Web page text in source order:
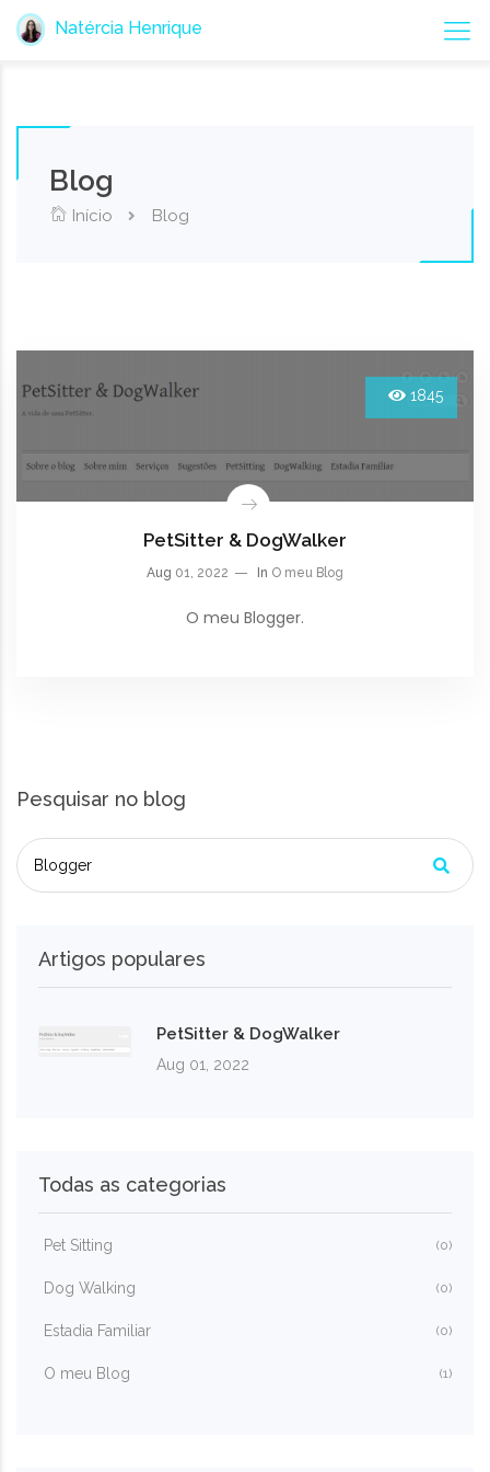
Natércia Henrique
Blog
Início Blog
1845
PetSitter & DogWalker
Aug 01, 2022 In O meu Blog
O meu Blogger.
Pesquisar no blog
Artigos populares
PetSitter & DogWalker
Aug 01, 2022
Todas as categorias
Pet Sitting (0)
Dog Walking (0)
Estadia Familiar (0)
O meu Blog (1)